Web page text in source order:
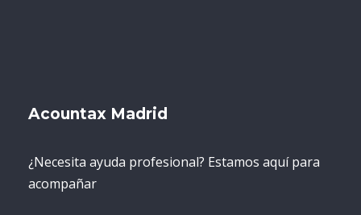
Acountax Madrid
¿Necesita ayuda profesional? Estamos aquí para
acompañar